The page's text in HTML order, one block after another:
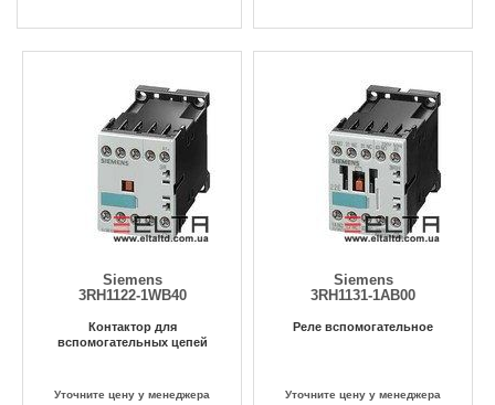
Siemens
3RH1122-1WB40
Контактор для
вспомогательных цепей
Уточните цену у менеджера
Siemens
3RH1131-1AB00
Реле вспомогательное
Уточните цену у менеджера